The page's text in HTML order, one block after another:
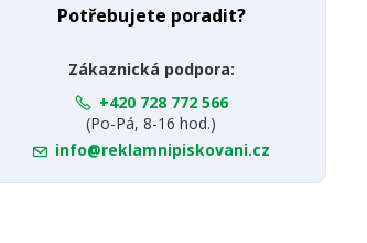
Potřebujete poradit?
Zákaznická podpora:
+420 728 772 566
(Po-Pá, 8-16 hod.)
info@reklamnipiskovani.cz